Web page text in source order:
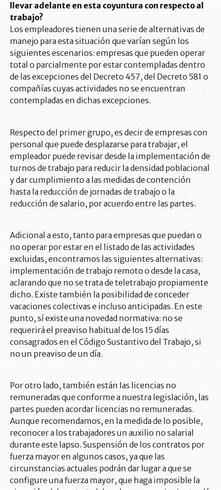
llevar adelante en esta coyuntura con respecto al
trabajo?
Los empleadores tienen una serie de alternativas de
manejo para esta situación que varían según los
siguientes escenarios: empresas que pueden operar
total o parcialmente por estar contempladas dentro
de las excepciones del Decreto 457, del Decreto 581 o
compañías cuyas actividades no se encuentran
contempladas en dichas excepciones.
Respecto del primer grupo, es decir de empresas con
personal que puede desplazarse para trabajar, el
empleador puede revisar desde la implementación de
turnos de trabajo para reducir la densidad poblacional
y dar cumplimiento a las medidas de contención
hasta la reducción de jornadas de trabajo o la
reducción de salario, por acuerdo entre las partes.
Adicional a esto, tanto para empresas que puedan o
no operar por estar en el listado de las actividades
excluidas, encontramos las siguientes alternativas:
implementación de trabajo remoto o desde la casa,
aclarando que no se trata de teletrabajo propiamente
dicho. Existe también la posibilidad de conceder
vacaciones colectivas e incluso anticipadas. En este
punto, sí existe una novedad normativa: no se
requerirá el preaviso habitual de los 15 días
consagrados en el Código Sustantivo del Trabajo, si
no un preaviso de un día.
Por otro lado, también están las licencias no
remuneradas que conforme a nuestra legislación, las
partes pueden acordar licencias no remuneradas.
Aunque recomendamos, en la medida de lo posible,
reconocer a los trabajadores un auxilio no salarial
durante este lapso. Suspensión de los contratos por
fuerza mayor en algunos casos, ya que las
circunstancias actuales podrán dar lugar a que se
configure una fuerza mayor, que haga imposible la